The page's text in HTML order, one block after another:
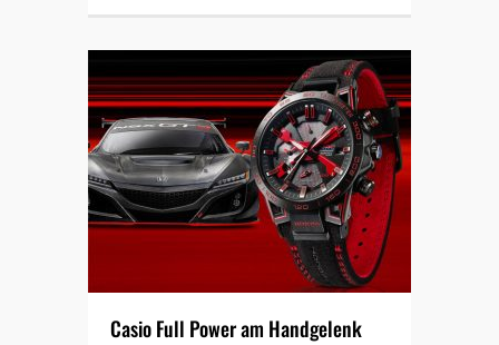
Casio Full Power am Handgelenk